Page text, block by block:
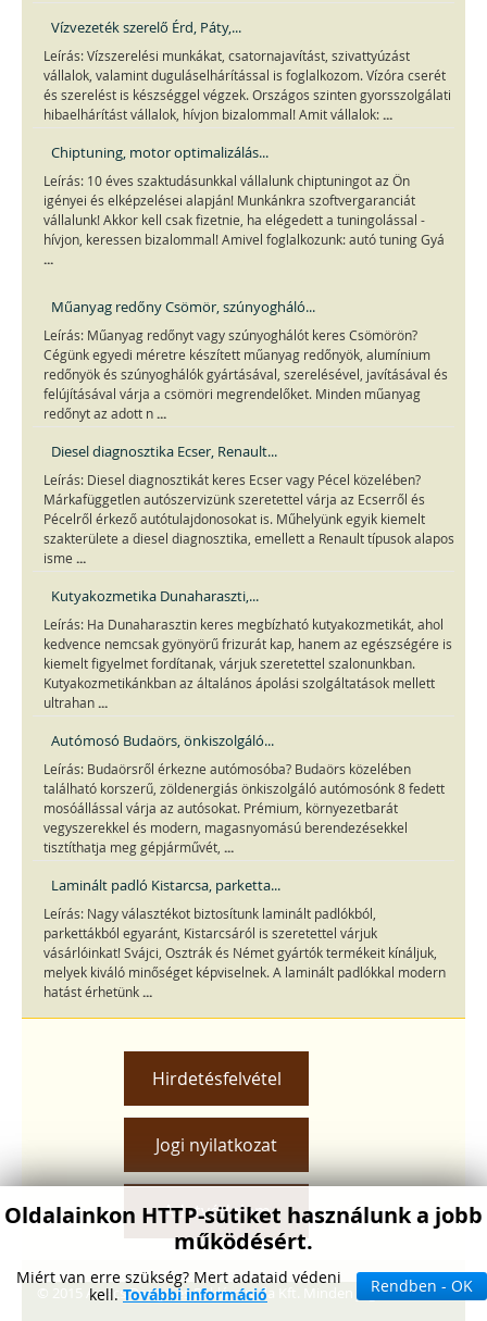
Vízvezeték szerelő Érd, Páty,...
Leírás: Vízszerelési munkákat, csatornajavítást, szivattyúzást
vállalok, valamint duguláselhárítással is foglalkozom. Vízóra cserét
és szerelést is készséggel végzek. Országos szinten gyorsszolgálati
hibaelhárítást vállalok, hívjon bizalommal! Amit vállalok: ...
Chiptuning, motor optimalizálás...
Leírás: 10 éves szaktudásunkkal vállalunk chiptuningot az Ön
igényei és elképzelései alapján! Munkánkra szoftvergaranciát
vállalunk! Akkor kell csak fizetnie, ha elégedett a tuningolással -
hívjon, keressen bizalommal! Amivel foglalkozunk: autó tuning Gyá
...
Műanyag redőny Csömör, szúnyogháló...
Leírás: Műanyag redőnyt vagy szúnyoghálót keres Csömörön?
Cégünk egyedi méretre készített műanyag redőnyök, alumínium
redőnyök és szúnyoghálók gyártásával, szerelésével, javításával és
felújításával várja a csömöri megrendelőket. Minden műanyag
redőnyt az adott n ...
Diesel diagnosztika Ecser, Renault...
Leírás: Diesel diagnosztikát keres Ecser vagy Pécel közelében?
Márkafüggetlen autószervizünk szeretettel várja az Ecserről és
Pécelről érkező autótulajdonosokat is. Műhelyünk egyik kiemelt
szakterülete a diesel diagnosztika, emellett a Renault típusok alapos
isme ...
Kutyakozmetika Dunaharaszti,...
Leírás: Ha Dunaharasztin keres megbízható kutyakozmetikát, ahol
kedvence nemcsak gyönyörű frizurát kap, hanem az egészségére is
kiemelt figyelmet fordítanak, várjuk szeretettel szalonunkban.
Kutyakozmetikánkban az általános ápolási szolgáltatások mellett
ultrahan ...
Autómosó Budaörs, önkiszolgáló...
Leírás: Budaörsről érkezne autómosóba? Budaörs közelében
található korszerű, zöldenergiás önkiszolgáló autómosónk 8 fedett
mosóállással várja az autósokat. Prémium, környezetbarát
vegyszerekkel és modern, magasnyomású berendezésekkel
tisztíthatja meg gépjárművét, ...
Laminált padló Kistarcsa, parketta...
Leírás: Nagy választékot biztosítunk laminált padlókból,
parkettákból egyaránt, Kistarcsáról is szeretettel várjuk
vásárlóinkat! Svájci, Osztrák és Német gyártók termékeit kínáljuk,
melyek kiváló minőséget képviselnek. A laminált padlókkal modern
hatást érhetünk ...
Hirdetésfelvétel
Jogi nyilatkozat
Adatvédelem
Oldalainkon HTTP-sütiket használunk a jobb
működésért.
Miért van erre szükség? Mert adataid védeni
kell. További információ Rendben - OK
© 2015 Awacs Design és Reklámiroda Kft. Minden jog fenntartva.